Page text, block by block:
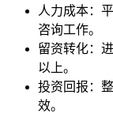
人力成本：
咨询工作。
留资转化：
以上。
投资回报：
效。